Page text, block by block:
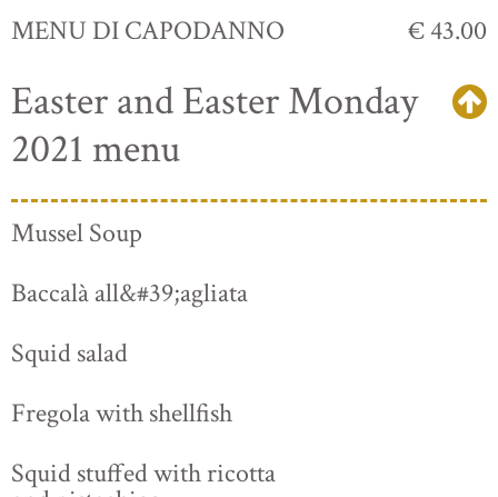
MENU DI CAPODANNO
€ 43.00
Easter and Easter Monday
2021 menu
Mussel Soup
Baccalà all&#39;agliata
Squid salad
Fregola with shellfish
Squid stuffed with ricotta